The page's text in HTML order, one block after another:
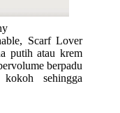
Scarf Lover
putih atau krem
berpadu
sehingga